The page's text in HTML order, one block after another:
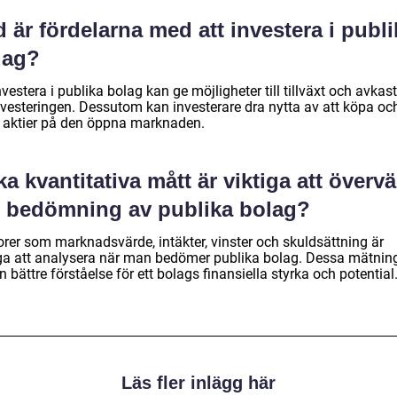
är fördelarna med att investera i
i publika bolag kan ge möjligheter till tillväxt och
Dessutom kan investerare dra nytta av att köpa
på den öppna marknaden.
kvantitativa mått är viktiga att
bedömning av publika bolag?
som marknadsvärde, intäkter, vinster och skuldsättning är
att analysera när man bedömer publika bolag. Dessa
bättre förståelse för ett bolags finansiella styrka och potential.
Läs fler inlägg här